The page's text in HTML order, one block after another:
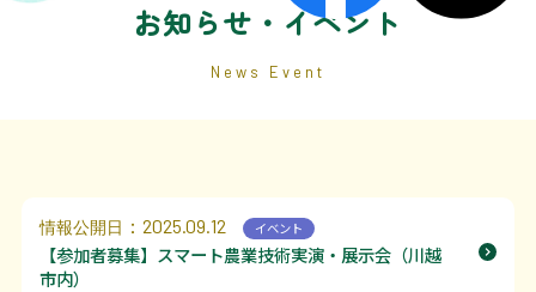
農機メーカー検索
お知らせ・イベント
運営者情報
お知らせ・イベント
News Event
情報公開日 ：2025.09.12 イベント
【参加者募集】スマート農業技術実演・展示会（川越
市内）